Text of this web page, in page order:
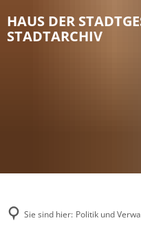
HAUS DER
STADTARCHIV
Sie sind hier: Politik und